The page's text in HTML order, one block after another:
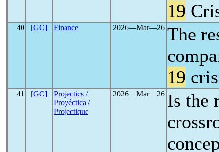
19
40 [GO] Finance 2026―Mar―26 The
19
41 [GO]
Projectics /
Proyéctica /
Projectique
2026―Mar―26 Is the